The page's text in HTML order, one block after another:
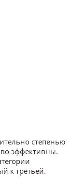
степенью
эффективны.
к третьей.